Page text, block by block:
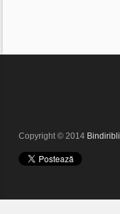
Copyright © 2014 Bindiribli